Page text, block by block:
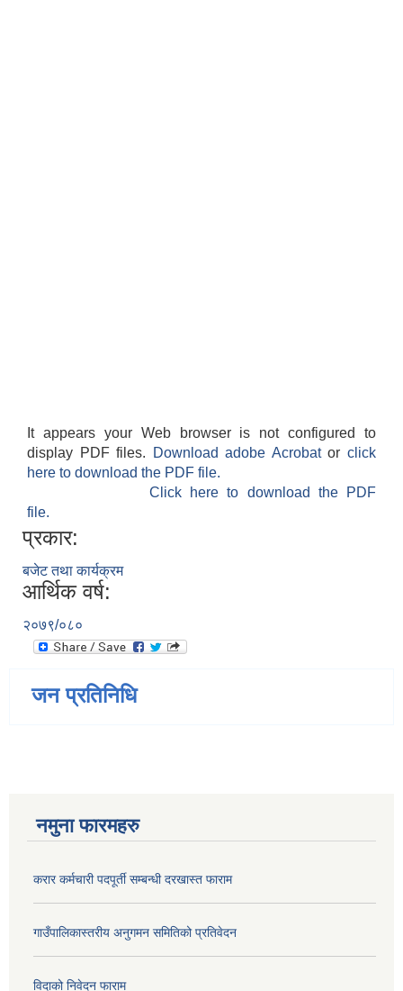
It appears your Web browser is not configured to
display PDF files.
Download adobe Acrobatorclick
here to download the PDF file.
Click here to download the PDF
file.
प्रकार:
बजेट तथा कार्यक्रम
आर्थिक वर्ष:
२०७९/०८०
जन प्रतिनिधि
नमुना फारमहरु
करार कर्मचारी पदपूर्ती सम्बन्धी दरखास्त फाराम
गाउँपालिकास्तरीय अनुगमन समितिको प्रतिवेदन
विदाको निवेदन फाराम